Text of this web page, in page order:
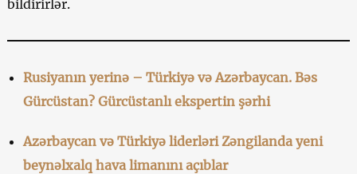
bildirirlər.
Rusiyanın yerinə – Türkiyə və Azərbaycan. Bəs
Gürcüstan? Gürcüstanlı ekspertin şərhi
Azərbaycan və Türkiyə liderləri Zəngilanda yeni
beynəlxalq hava limanını açıblar